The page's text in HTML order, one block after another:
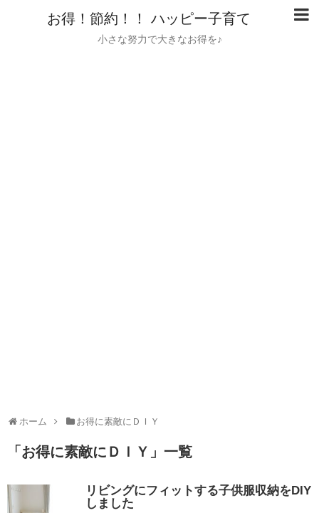
お得！節約！！ ハッピー子育て
小さな努力で大きなお得を♪
ホーム お得に素敵にＤＩＹ
「 お得に素敵にＤＩＹ 」 一覧
リビングにフィットする子供服収納をDIY
しました